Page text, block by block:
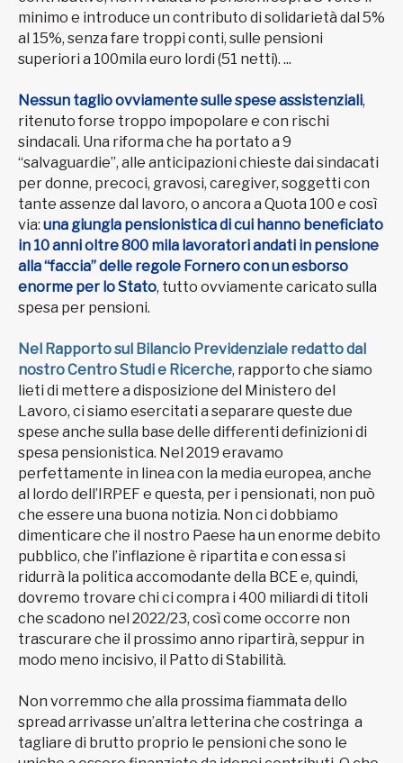
minimo e introduce un contributo di solidarietà dal 5%
al 15%, senza fare troppi conti, sulle pensioni
superiori a 100mila euro lordi (51 netti). ...
Nessun taglio ovviamente sulle spese assistenziali,
ritenuto forse troppo impopolare e con rischi
sindacali. Una riforma che ha portato a 9
“salvaguardie”, alle anticipazioni chieste dai sindacati
per donne, precoci, gravosi, caregiver, soggetti con
tante assenze dal lavoro, o ancora a Quota 100 e così
via: una giungla pensionistica di cui hanno beneficiato
in 10 anni oltre 800 mila lavoratori andati in pensione
alla “faccia” delle regole Fornero con un esborso
enorme per lo Stato, tutto ovviamente caricato sulla
spesa per pensioni.
Nel Rapporto sul Bilancio Previdenziale redatto dal
nostro Centro Studi e Ricerche, rapporto che siamo
lieti di mettere a disposizione del Ministero del
Lavoro, ci siamo esercitati a separare queste due
spese anche sulla base delle differenti definizioni di
spesa pensionistica. Nel 2019 eravamo
perfettamente in linea con la media europea, anche
al lordo dell’IRPEF e questa, per i pensionati, non può
che essere una buona notizia. Non ci dobbiamo
dimenticare che il nostro Paese ha un enorme debito
pubblico, che l’inflazione è ripartita e con essa si
ridurrà la politica accomodante della BCE e, quindi,
dovremo trovare chi ci compra i 400 miliardi di titoli
che scadono nel 2022/23, così come occorre non
trascurare che il prossimo anno ripartirà, seppur in
modo meno incisivo, il Patto di Stabilità.
Non vorremmo che alla prossima fiammata dello
spread arrivasse un’altra letterina che costringa a
tagliare di brutto proprio le pensioni che sono le